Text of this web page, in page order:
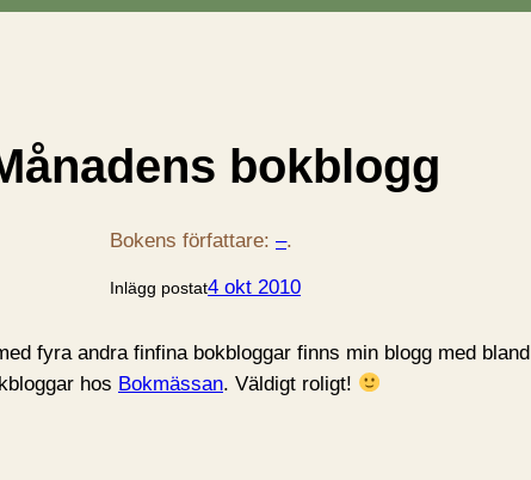
bokblogg
Bokens författare: –.
Inlägg postat4 okt 2010
fyra andra finfina bokbloggar finns min blogg med bland
hos Bokmässan. Väldigt roligt!